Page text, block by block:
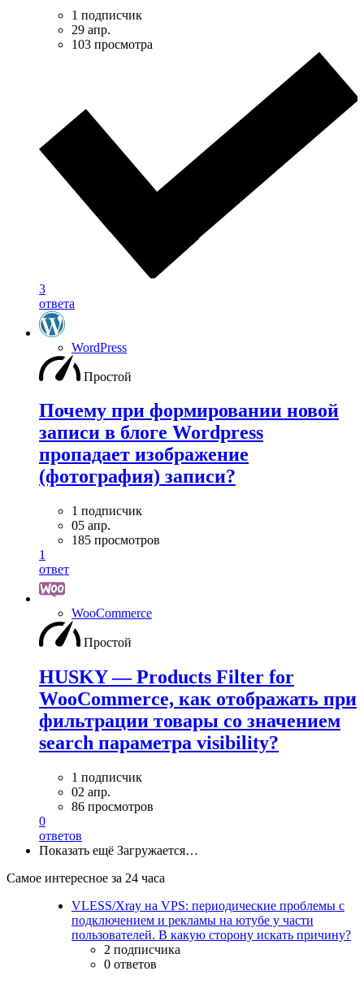
1 подписчик
29 апр.
103 просмотра
3
ответа
WordPress
Простой
Почему при формировании новой
записи в блоге Wordpress
пропадает изображение
(фотография) записи?
1 подписчик
05 апр.
185 просмотров
1
ответ
WooСommerce
Простой
HUSKY — Products Filter for
WooCommerce, как отображать при
фильтрации товары со значением
search параметра visibility?
1 подписчик
02 апр.
86 просмотров
0
ответов
Показать ещё Загружается…
Самое интересное за 24 часа
VLESS/Xray на VPS: периодические проблемы с
подключением и рекламы на ютубе у части
пользователей. В какую сторону искать причину?
2 подписчика
0 ответов